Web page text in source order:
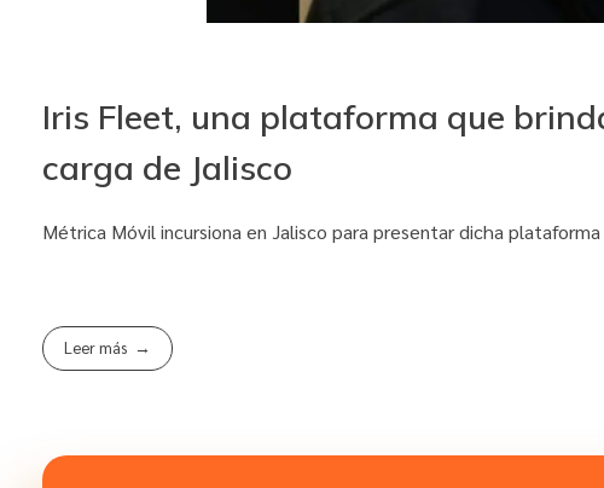
Iris Fleet, una plataforma que
carga de Jalisco
Métrica Móvil incursiona en Jalisco para presentar dicha
Leer más